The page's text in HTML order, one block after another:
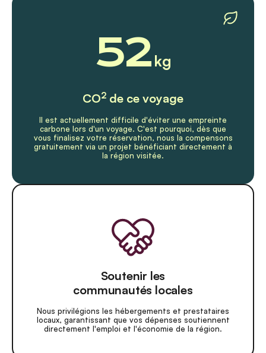
52 kg
CO2 de ce voyage
Il est actuellement difficile d'éviter une empreinte
carbone lors d'un voyage. C'est pourquoi, dès que
vous finalisez votre réservation, nous la compensons
gratuitement via un projet bénéficiant directement à
la région visitée.
Soutenir les
communautés locales
Nous privilégions les hébergements et prestataires
locaux, garantissant que vos dépenses soutiennent
directement l'emploi et l'économie de la région.